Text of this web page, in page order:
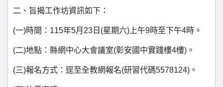
二、旨揭工作坊資訊如下：
(一)時間：115年5月23日(星期六)上午9時至下午4時。
(二)地點：縣網中心大會議室(彰安國中實踐樓4樓)。
(三)報名方式：逕至全教網報名(研習代碼5578124)。